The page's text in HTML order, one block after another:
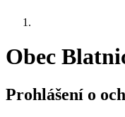
Obec
Prohlášení o